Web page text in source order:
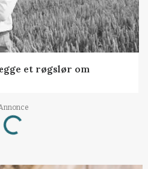
et røgslør om
Loading...